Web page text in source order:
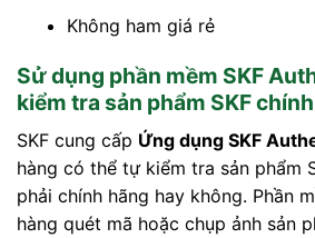
Không ham giá rẻ
Sử dụng phần mềm SKF
kiểm tra sản phẩm SKF
SKF cung cấp Ứng dụng SKF
hàng có thể tự kiểm tra sản phẩm
phải chính hãng hay không. Phần
hàng quét mã hoặc chụp ảnh sản